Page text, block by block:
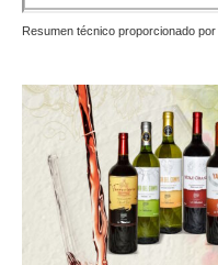
Resumen técnico proporcionado por